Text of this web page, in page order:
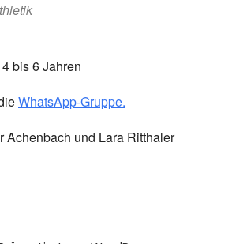
bis 6 Jahren
WhatsApp-Gruppe.
Achenbach und Lara Ritthaler